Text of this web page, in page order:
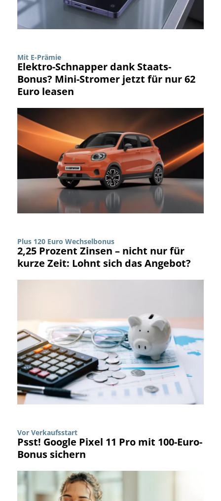
Mit E-Prämie
Elektro-Schnapper dank Staats-
Bonus? Mini-Stromer jetzt für nur 62
Euro leasen
Plus 120 Euro Wechselbonus
2,25 Prozent Zinsen – nicht nur für
kurze Zeit: Lohnt sich das Angebot?
Vor Verkaufsstart
Psst! Google Pixel 11 Pro mit 100-Euro-
Bonus sichern